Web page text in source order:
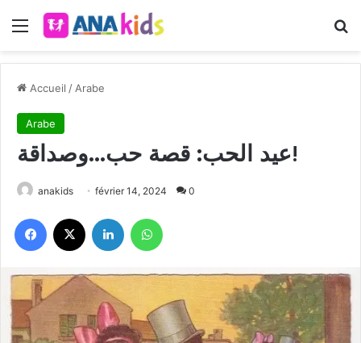
Menu
Accueil / Arabe
Arabe
عيد الحب: قصة حب…وصداقة!
anakids février 14, 2024 0
Facebook Linkedin